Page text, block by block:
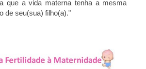
que a vida materna tenha a mesma
de seu(sua) filho(a)."